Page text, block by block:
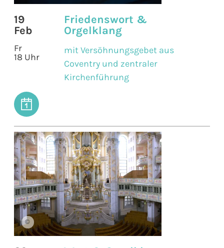
19
Feb
Fr
18 Uhr
Friedenswort &
Orgelklang
mit Versöhnungsgebet aus
Coventry und zentraler
Kirchenführung
©